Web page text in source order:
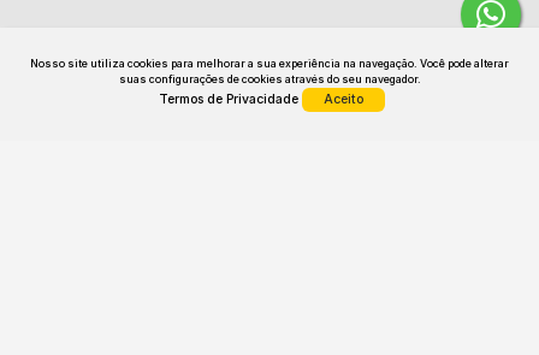
Nosso site utiliza cookies para melhorar a sua experiência na navegação. Você pode alterar
suas configurações de cookies através do seu navegador.
Termos de Privacidade Aceito
Avenida José Loureiro da Silva, 2025, Sala 1707, Centro,
Brasil